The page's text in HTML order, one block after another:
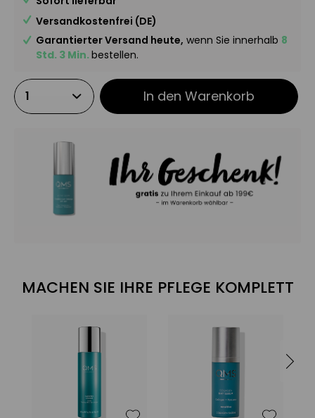
Versandkostenfrei (DE)
Garantierter Versand heute, wenn Sie innerhalb 8
Std. 3 Min. bestellen.
In den Warenkorb
MACHEN SIE IHRE PFLEGE KOMPLETT